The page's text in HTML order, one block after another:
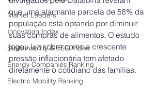
Market Leaders
Innovation Index
Sustainability & ESG Index
Energy Companies Ranking
Electric Mobility Ranking
que uma alarmante parcela de 58% da
população está optando por diminuir
suas compras de alimentos. O estudo
jogou luz sobre como a crescente
pressão inflacionária tem afetado
diretamente o cotidiano das famílias.